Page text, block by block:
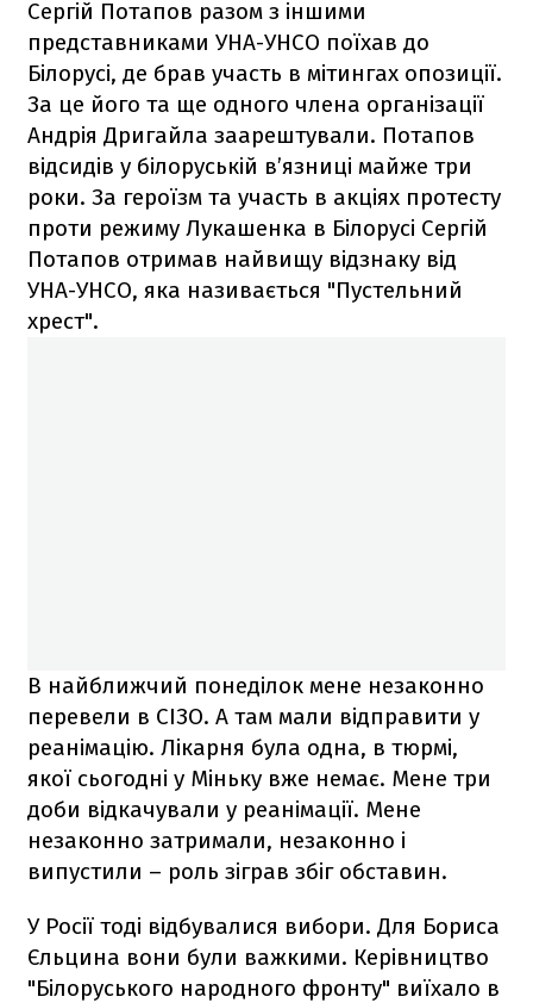
Сергій Потапов разом з іншими
представниками УНА-УНСО поїхав до
Білорусі, де брав участь в мітингах опозиції.
За це його та ще одного члена організації
Андрія Дригайла заарештували. Потапов
відсидів у білоруській в’язниці майже три
роки. За героїзм та участь в акціях протесту
проти режиму Лукашенка в Білорусі Сергій
Потапов отримав найвищу відзнаку від
УНА-УНСО, яка називається "Пустельний
хрест".
В найближчий понеділок мене незаконно
перевели в СІЗО. А там мали відправити у
реанімацію. Лікарня була одна, в тюрмі,
якої сьогодні у Міньку вже немає. Мене три
доби відкачували у реанімації. Мене
незаконно затримали, незаконно і
випустили – роль зіграв збіг обставин.
У Росії тоді відбувалися вибори. Для Бориса
Єльцина вони були важкими. Керівництво
"Білоруського народного фронту" виїхало в